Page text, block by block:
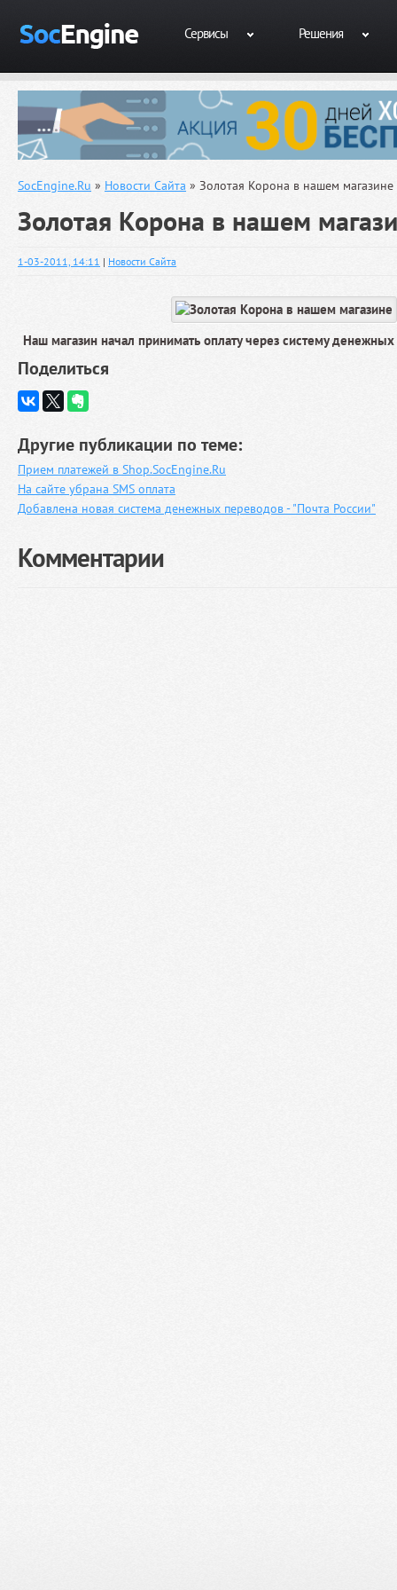
Сервисы Решения
SocEngine.Ru » Новости Сайта » Золотая Корона в нашем магазине
Золотая Корона в нашем
1-03-2011, 14:11 | Новости Сайта
Наш магазин начал принимать оплату через систему
Поделиться
Другие публикации по теме:
Прием платежей в Shop.SocEngine.Ru
На сайте убрана SMS оплата
Добавлена новая система денежных переводов - "Почта России"
Комментарии